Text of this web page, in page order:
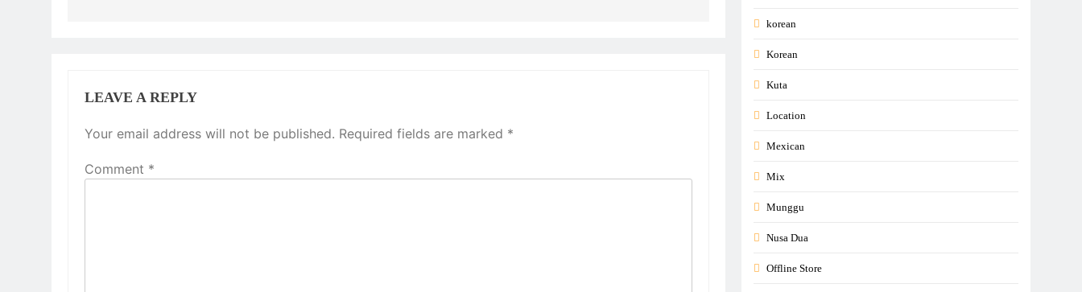
LEAVE A REPLY
Your email address will not be published. Required fields are marked *
Comment *
korean
Korean
Kuta
Location
Mexican
Mix
Munggu
Nusa Dua
Offline Store